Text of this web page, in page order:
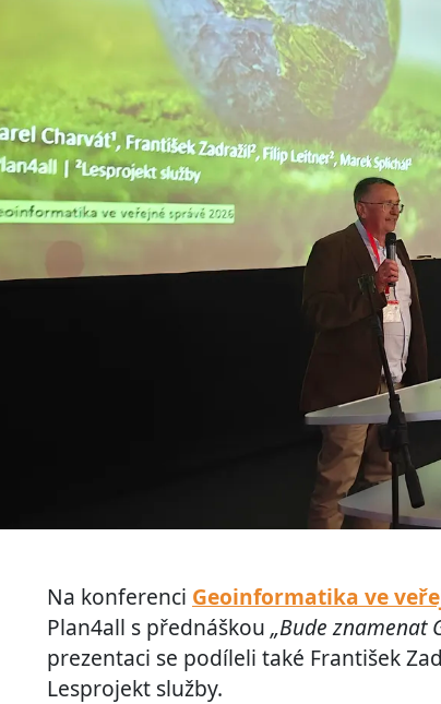
Na konferenci Geoinformatika ve
Plan4all s přednáškou „Bude znamenat
prezentaci se podíleli také František
Lesprojekt služby.